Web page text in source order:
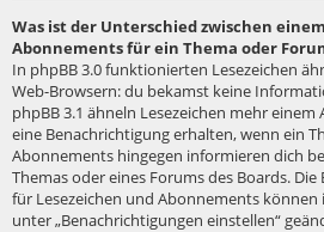
Was ist der Unterschied zwischen
Abonnements für ein Thema oder
In phpBB 3.0 funktionierten Lesezeichen
Web-Browsern: du bekamst keine
phpBB 3.1 ähneln Lesezeichen mehr
eine Benachrichtigung erhalten, wenn ein
Abonnements hingegen informieren dich
Themas oder eines Forums des Boards.
für Lesezeichen und Abonnements können
unter „Benachrichtigungen einstellen“